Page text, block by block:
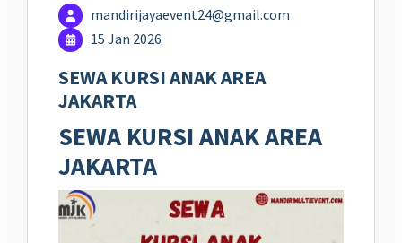
mandirijayaevent24@gmail.com
15 Jan 2026
SEWA KURSI ANAK AREA
JAKARTA
SEWA KURSI ANAK AREA
JAKARTA